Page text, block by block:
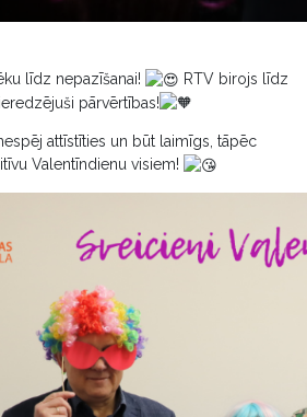
līdz nepazīšanai!
RTV birojs līdz
pārvērtības!
attīstīties un būt laimīgs, tāpēc
Valentīndienu visiem!